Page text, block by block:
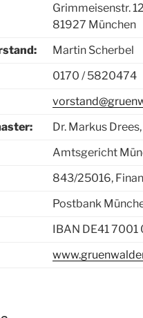
Grimmeisenstr. 12
81927 München
Martin Scherbel
0170 / 5820474
Dr. Markus
Amtsgericht
843/25016,
Postbank
IBAN DE41